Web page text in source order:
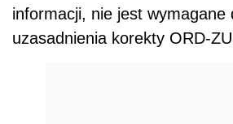
informacji, nie jest wymagane
uzasadnienia korekty ORD-